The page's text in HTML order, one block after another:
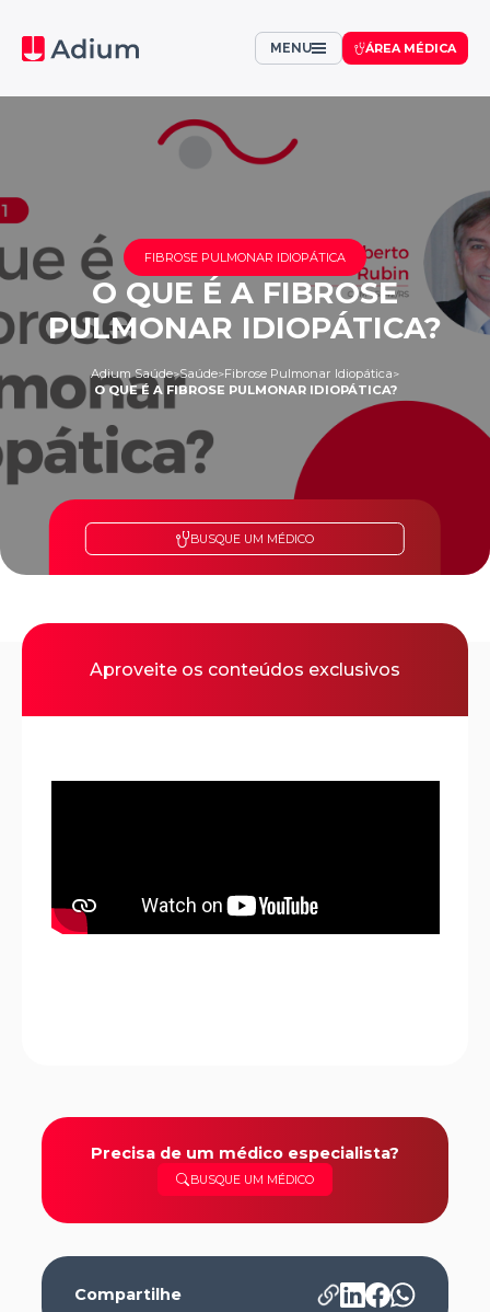
ÁREA MÉDICA
MENU
FIBROSE PULMONAR IDIOPÁTICA
O QUE É A FIBROSE
PULMONAR IDIOPÁTICA?
Adium Saúde>Saúde>Fibrose Pulmonar Idiopática>
O QUE É A FIBROSE PULMONAR IDIOPÁTICA?
BUSQUE UM MÉDICO
Aproveite os conteúdos exclusivos
Precisa de um médico especialista?
BUSQUE UM MÉDICO
Compartilhe